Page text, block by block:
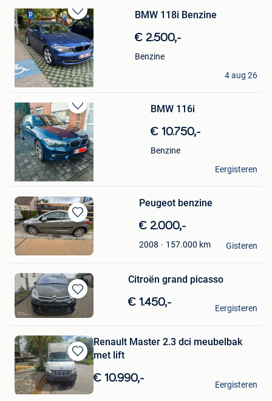
Bewaren
in
Mijn
Favorieten
BMW 118i Benzine
€ 2.500,-
Benzine
milio
Gent
4 aug 26
Bewaren
in
Mijn
Favorieten
BMW 116i
€ 10.750,-
Benzine
muun
Gent
Eergisteren
Bewaren
in
Favorieten
Peugeot benzine
€ 2.000,-
2008 157.000 km
Dgoni
Gent
Gisteren
Bewaren
in
Citroën grand picasso
€ 1.450,-
sanjana
Gent
Eergisteren
Bewaren
in
Mijn
Favorieten
Renault Master 2.3 dci meubelbak
met lift
€ 10.990,-
autodks
Gent
Eergisteren